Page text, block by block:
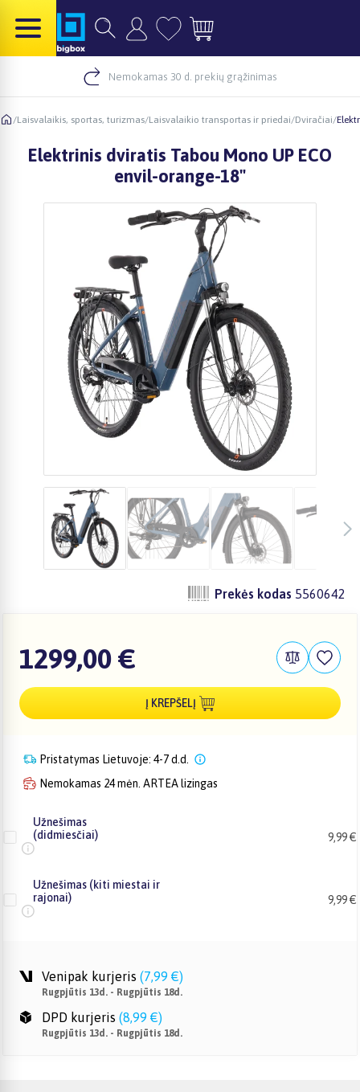
Nemokamas 30 d. prekių grąžinimas
/Laisvalaikis, sportas, turizmas/Laisvalaikio transportas ir priedai/Dviračiai/
Elektrinis dviratis Tabou Mono UP ECO
envil-orange-18"
Prekės kodas 5560642
1299,00 €
Į KREPŠELĮ
Pristatymas Lietuvoje: 4-7 d.d.
Nemokamas 24 mėn. ARTEA lizingas
Užnešimas
(didmiesčiai)
9,99 €
Užnešimas (kiti miestai ir
rajonai)
9,99 €
Venipak kurjeris (7,99 €)
Rugpjūtis 13d. - Rugpjūtis 18d.
DPD kurjeris (8,99 €)
Rugpjūtis 13d. - Rugpjūtis 18d.